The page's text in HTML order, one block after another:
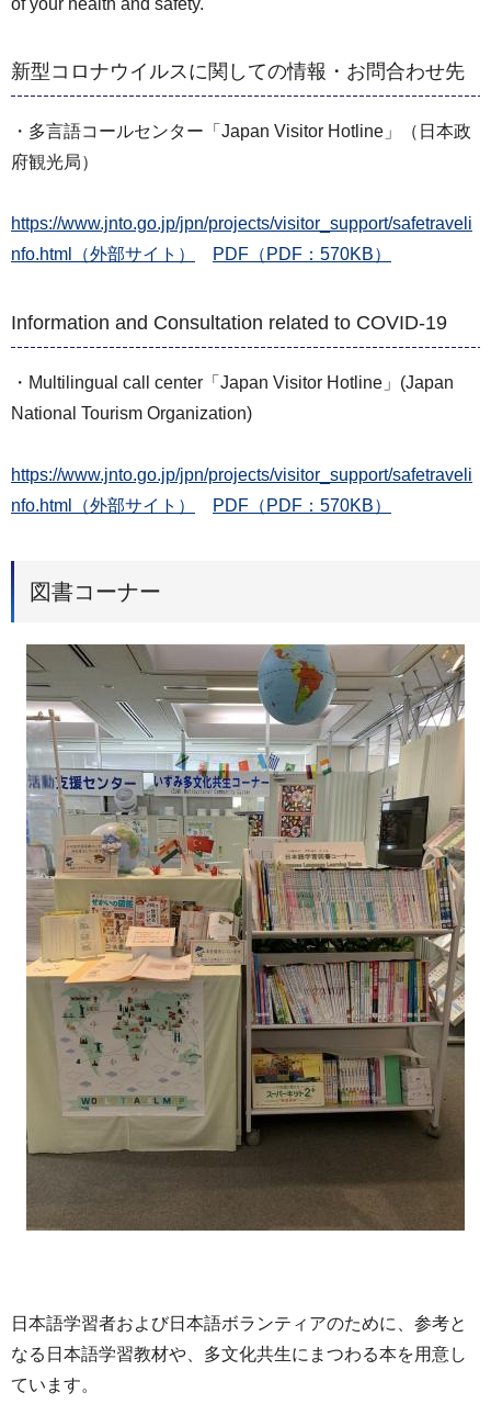
新型コロナウイルスに関しての情報・お問合わせ先
・多言語コールセンター「Japan Visitor Hotline」（日本政
府観光局）
https://www.jnto.go.jp/jpn/projects/visitor_support/safetraveli
nfo.html（外部サイト）
PDF（PDF：570KB）
Information and Consultation related to COVID-19
・Multilingual call center「Japan Visitor Hotline」(Japan
National Tourism Organization)
https://www.jnto.go.jp/jpn/projects/visitor_support/safetraveli
nfo.html（外部サイト）
PDF（PDF：570KB）
図書コーナー
日本語学習者および日本語ボランティアのために、参考と
なる日本語学習教材や、多文化共生にまつわる本を用意し
ています。